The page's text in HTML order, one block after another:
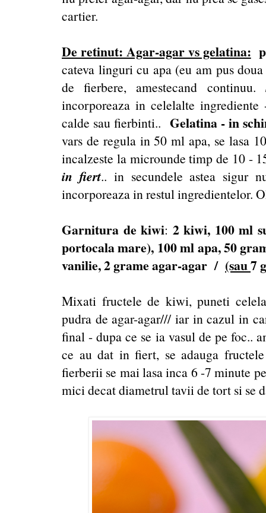
cartier.
De retinut: Agar-agar vs gelatina:
cateva linguri cu apa (eu am pus
de fierbere, amestecand continuu.
incorporeaza in celelalte
calde sau fierbinti.. Gelatina - in
vars de regula in 50 ml apa, se lasa
incalzeste la microunde timp de 10 -
in fiert.. in secundele astea sigur
incorporeaza in restul ingredientelor.
Garnitura de kiwi: 2 kiwi, 100 ml
portocala mare), 100 ml apa, 50
vanilie, 2 grame agar-agar / (sau7
Mixati fructele de kiwi, puneti
pudra de agar-agar/// iar in cazul in
final - dupa ce se ia vasul de pe foc..
ce au dat in fiert, se adauga
fierberii se mai lasa inca 6 -7 minute
mici decat diametrul tavii de tort si se